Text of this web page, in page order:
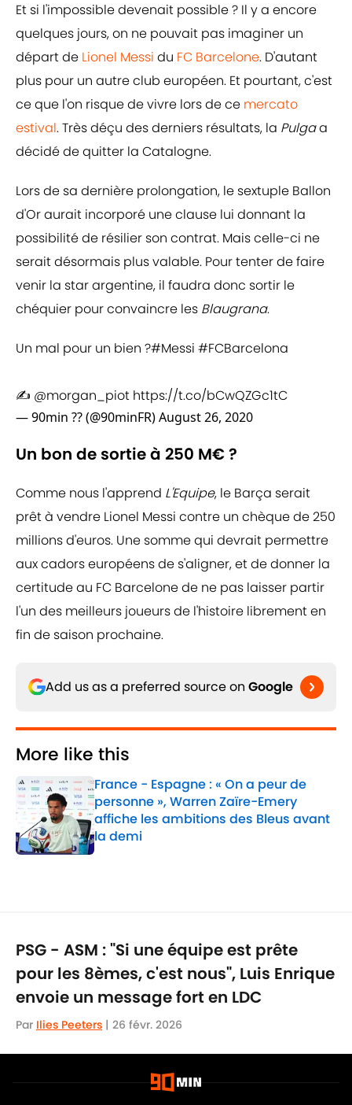
Et si l'impossible devenait possible ? Il y a encore
quelques jours, on ne pouvait pas imaginer un
départ de Lionel Messi du FC Barcelone. D'autant
plus pour un autre club européen. Et pourtant, c'est
ce que l'on risque de vivre lors de ce mercato
estival. Très déçu des derniers résultats, la Pulgaa
décidé de quitter la Catalogne.
Lors de sa dernière prolongation, le sextuple Ballon
d'Or aurait incorporé une clause lui donnant la
possibilité de résilier son contrat. Mais celle-ci ne
serait désormais plus valable. Pour tenter de faire
venir la star argentine, il faudra donc sortir le
chéquier pour convaincre les Blaugrana.
Un mal pour un bien ?#Messi #FCBarcelona
✍️ @morgan_piot https://t.co/bCwQZGc1tC
— 90min ?? (@90minFR)August 26, 2020
Un bon de sortie à 250 M€ ?
Comme nous l'apprend L'Equipe, le Barça serait
prêt à vendre Lionel Messi contre un chèque de 250
millions d'euros. Une somme qui devrait permettre
aux cadors européens de s'aligner, et de donner la
certitude au FC Barcelone de ne pas laisser partir
l'un des meilleurs joueurs de l'histoire librement en
fin de saison prochaine.
Add us as a preferred source on Google
More like this
France - Espagne : « On a peur de
personne », Warren Zaïre-Emery
affiche les ambitions des Bleus avant
la demi
Published by on Invalid Date
PSG - ASM : "Si une équipe est prête
pour les 8èmes, c'est nous", Luis Enrique
envoie un message fort en LDC
Par Ilies Peeters | 26 févr. 2026